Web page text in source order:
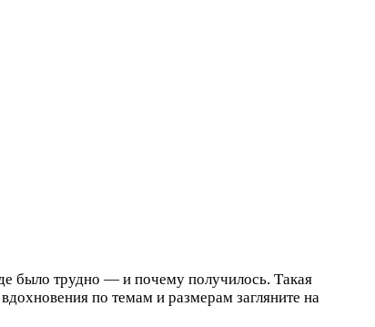
было трудно — и почему получилось. Такая
по темам и размерам загляните на